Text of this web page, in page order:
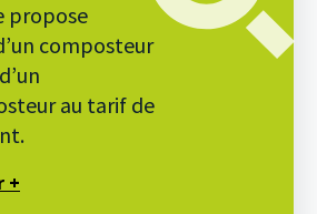
propose
composteur
au tarif de
+